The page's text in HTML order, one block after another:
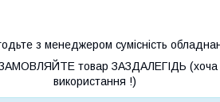
з менеджером сумісність
товар ЗАЗДАЛЕГІДЬ (хоча
використання !)